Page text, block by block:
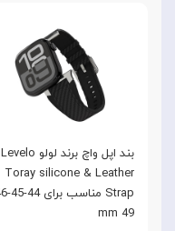
بند اپل واچ برند لولو Levelo
Toray silicone & Leather
49 mm